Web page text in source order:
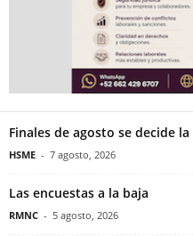
Finales de agosto se decide
HSME - 7 agosto, 2026
Las encuestas a la baja
RMNC - 5 agosto, 2026